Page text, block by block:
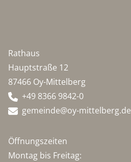
Rathaus
Hauptstraße 12
87466 Oy-Mittelberg
+49 8366 9842-0
gemeinde@oy-mittelberg.de
Öffnungszeiten
Montag bis Freitag: